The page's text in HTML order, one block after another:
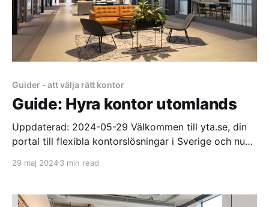
Guider - att välja rätt kontor
Guide: Hyra kontor utomlands
Uppdaterad: 2024-05-29 Välkommen till yta.se, din
portal till flexibla kontorslösningar i Sverige och nu
del av The Instant Group, ett globalt företag som
kontorsplatser över hela världen. Om du driver ett
29 maj 20243 min read